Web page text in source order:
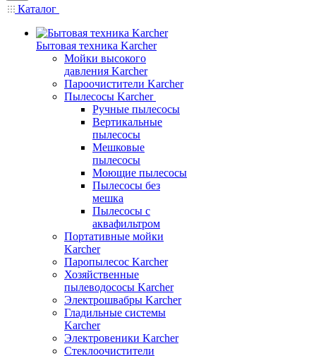
Каталог
Бытовая техника Karcher
Мойки высокого
давления Karcher
Пароочистители Karcher
Пылесосы Karcher
Ручные пылесосы
Вертикальные
пылесосы
Мешковые
пылесосы
Моющие пылесосы
Пылесосы без
мешка
Пылесосы с
аквафильтром
Портативные мойки
Karcher
Паропылесос Karcher
Хозяйственные
пылеводососы Karcher
Электрошвабры Karcher
Гладильные системы
Karcher
Электровеники Karcher
Стеклоочистители